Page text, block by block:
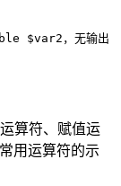
$var2，无输出
算符、赋值运
用运算符的示